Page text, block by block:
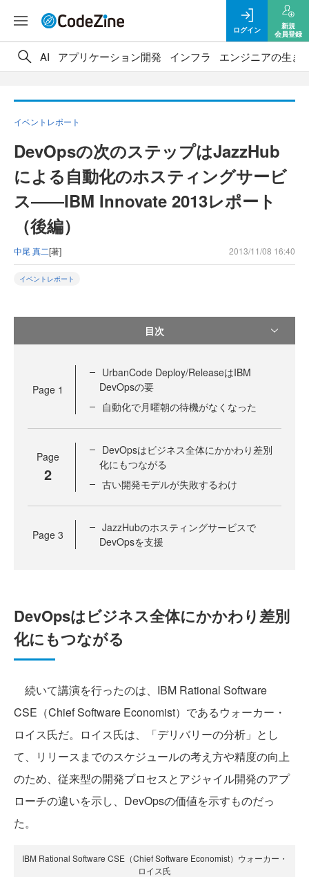
ログイン
新規
会員登録
AI アプリケーション開発 インフラ エンジニアの生き
イベントレポート
DevOpsの次のステップはJazzHub
による自動化のホスティングサービ
ス――IBM Innovate 2013レポート
（後編）
中尾 真二[著] 2013/11/08 16:40
イベントレポート
目次
Page 1
UrbanCode Deploy/ReleaseはIBM
DevOpsの要
自動化で月曜朝の待機がなくなった
Page
2
DevOpsはビジネス全体にかかわり差別
化にもつながる
古い開発モデルが失敗するわけ
Page 3
JazzHubのホスティングサービスで
DevOpsを支援
DevOpsはビジネス全体にかかわり差別
化にもつながる
続いて講演を行ったのは、IBM Rational Software
CSE（Chief Software Economist）であるウォーカー・
ロイス氏だ。ロイス氏は、「デリバリーの分析」とし
て、リリースまでのスケジュールの考え方や精度の向上
のため、従来型の開発プロセスとアジャイル開発のアプ
ローチの違いを示し、DevOpsの価値を示すものだっ
た。
IBM Rational Software CSE（Chief Software Economist）ウォーカー・
ロイス氏